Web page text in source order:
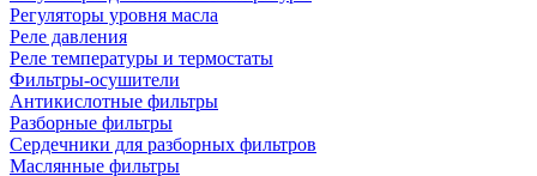
Регуляторы уровня масла
Реле давления
Реле температуры и термостаты
Фильтры-осушители
Антикислотные фильтры
Разборные фильтры
Сердечники для разборных фильтров
Маслянные фильтры